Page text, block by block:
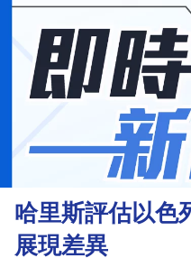
專
題
投
資
樓
市
財
哈里斯評估以色
展現差異